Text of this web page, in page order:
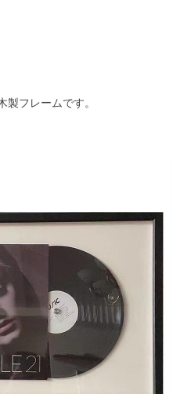
フレームです。